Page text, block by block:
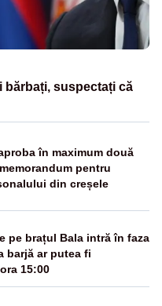
bărbați, suspectați că
în maximum două
pentru
din creșele
pe brațul Bala intră în faza
barjă ar putea fi
15:00